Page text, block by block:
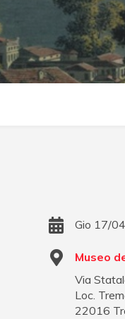
Gio 17/
Museo
Via
Loc.
22016